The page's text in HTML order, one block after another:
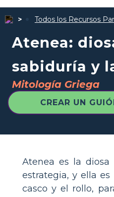
Todos los Recursos
Atenea:
sabiduría y
Mitología Griega
CREAR UN
Atenea es la
estrategia, y ella
casco y el rollo,